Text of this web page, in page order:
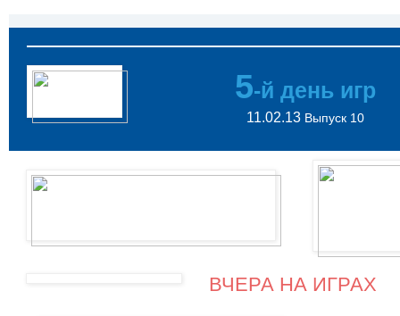
5-й день игр
11.02.13Выпуск 10
ВЧЕРА НА ИГРАХ